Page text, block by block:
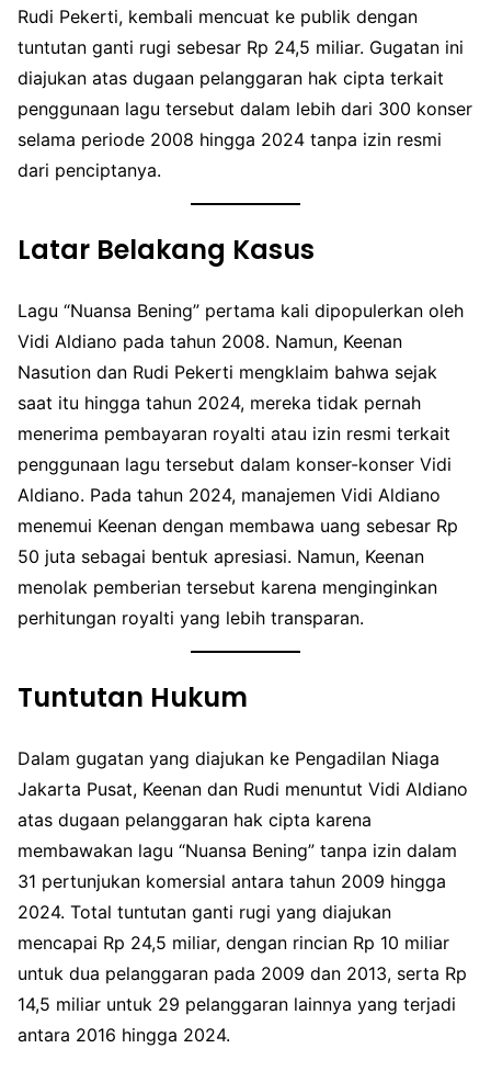
Rudi Pekerti, kembali mencuat ke publik dengan
tuntutan ganti rugi sebesar Rp 24,5 miliar. Gugatan ini
diajukan atas dugaan pelanggaran hak cipta terkait
penggunaan lagu tersebut dalam lebih dari 300 konser
selama periode 2008 hingga 2024 tanpa izin resmi
dari penciptanya.
Latar Belakang Kasus
Lagu “Nuansa Bening” pertama kali dipopulerkan oleh
Vidi Aldiano pada tahun 2008. Namun, Keenan
Nasution dan Rudi Pekerti mengklaim bahwa sejak
saat itu hingga tahun 2024, mereka tidak pernah
menerima pembayaran royalti atau izin resmi terkait
penggunaan lagu tersebut dalam konser-konser Vidi
Aldiano. Pada tahun 2024, manajemen Vidi Aldiano
menemui Keenan dengan membawa uang sebesar Rp
50 juta sebagai bentuk apresiasi. Namun, Keenan
menolak pemberian tersebut karena menginginkan
perhitungan royalti yang lebih transparan.
Tuntutan Hukum
Dalam gugatan yang diajukan ke Pengadilan Niaga
Jakarta Pusat, Keenan dan Rudi menuntut Vidi Aldiano
atas dugaan pelanggaran hak cipta karena
membawakan lagu “Nuansa Bening” tanpa izin dalam
31 pertunjukan komersial antara tahun 2009 hingga
2024. Total tuntutan ganti rugi yang diajukan
mencapai Rp 24,5 miliar, dengan rincian Rp 10 miliar
untuk dua pelanggaran pada 2009 dan 2013, serta Rp
14,5 miliar untuk 29 pelanggaran lainnya yang terjadi
antara 2016 hingga 2024.